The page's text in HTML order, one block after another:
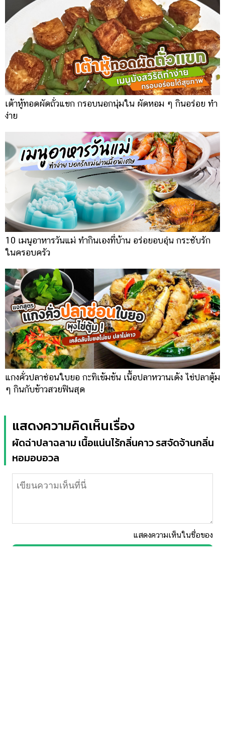
เต้าหู้ทอดผัดถั่วแขก กรอบนอกนุ่มใน ผัดหอม ๆ กินอร่อย ทำ
ง่าย
10 เมนูอาหารวันแม่ ทำกินเองที่บ้าน อร่อยอบอุ่น กระชับรัก
ในครอบครัว
แกงคั่วปลาช่อนใบยอ กะทิเข้มข้น เนื้อปลาหวานเด้ง ไข่ปลาตู้ม
ๆ กินกับข้าวสวยฟินสุด
แสดงความคิดเห็นเรื่อง
ผัดฉ่าปลาฉลาม เนื้อแน่นไร้กลิ่นคาว รสจัดจ้านกลิ่น
หอมอบอวล
แสดงความเห็นในชื่อของ